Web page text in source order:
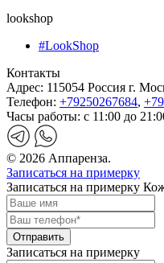
lookshop
#LookShop
Контакты
Адрес: 115054 Россия г.
Телефон: +79250267684,
Часы работы: с 11:00 до
© 2026 Аппаренза.
Записаться на примерку
Записаться на примерку
Записаться на примерку